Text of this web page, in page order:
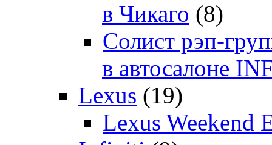
в Чикаго (8)
Солист рэп-
в автосалоне
Lexus (19)
Lexus Weekend